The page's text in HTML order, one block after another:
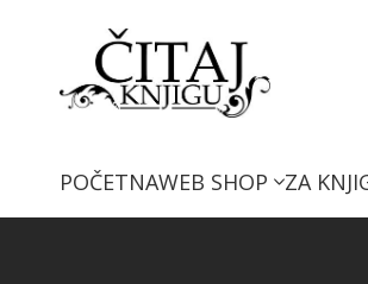
POČETNAWEB SHOP ZA